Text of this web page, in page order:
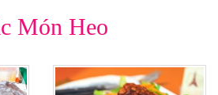
Món Heo